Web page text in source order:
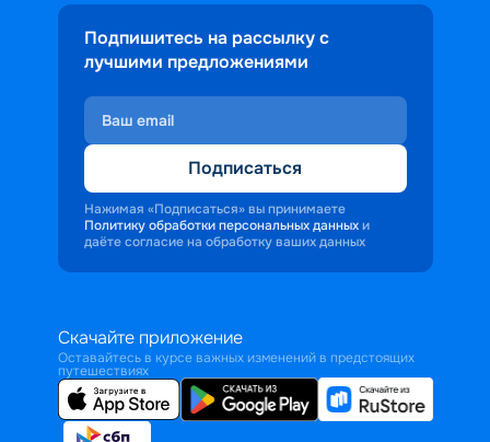
Подпишитесь на рассылку с
лучшими предложениями
Подписаться
Нажимая «Подписаться» вы принимаете
Политику обработки персональных данных и
даёте согласие на обработку ваших данных
Скачайте приложение
Оставайтесь в курсе важных изменений в предстоящих
путешествиях